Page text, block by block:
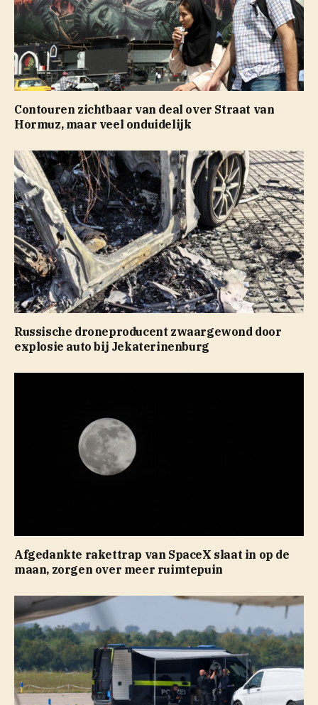
Contouren zichtbaar van deal over Straat van
Hormuz, maar veel onduidelijk
Russische droneproducent zwaargewond door
explosie auto bij Jekaterinenburg
Afgedankte rakettrap van SpaceX slaat in op de
maan, zorgen over meer ruimtepuin